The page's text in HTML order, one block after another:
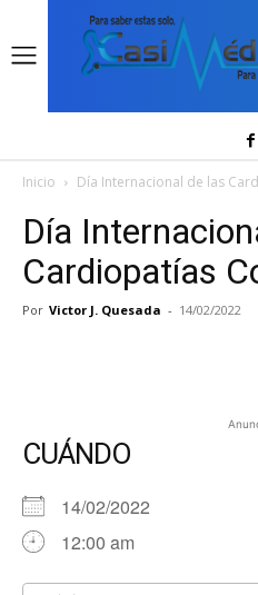
Inicio Día Internacional de las
Día
Cardiopatías
Por Victor J. Quesada - 14/02/2022
CUÁNDO
14/02/2022
12:00 am